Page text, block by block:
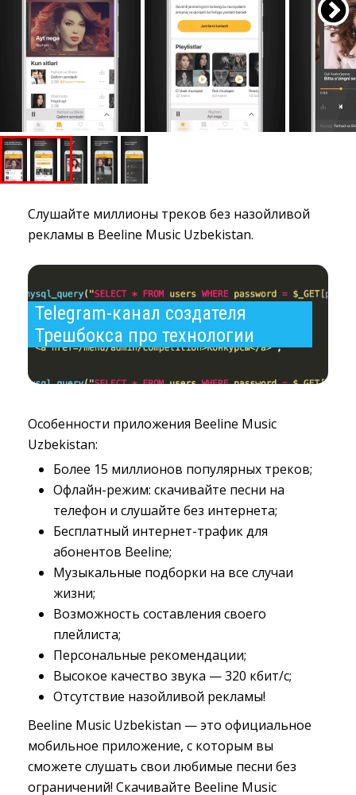
Слушайте миллионы треков без назойливой
рекламы в Beeline Music Uzbekistan.
Telegram-канал создателя
Трешбокса про технологии
Особенности приложения Beeline Music
Uzbekistan:
Более 15 миллионов популярных треков;
Офлайн-режим: скачивайте песни на
телефон и слушайте без интернета;
Бесплатный интернет-трафик для
абонентов Beeline;
Музыкальные подборки на все случаи
жизни;
Возможность составления своего
плейлиста;
Персональные рекомендации;
Высокое качество звука — 320 кбит/с;
Отсутствие назойливой рекламы!
Beeline Music Uzbekistan — это официальное
мобильное приложение, с которым вы
сможете слушать свои любимые песни без
ограничений! Скачивайте Beeline Music